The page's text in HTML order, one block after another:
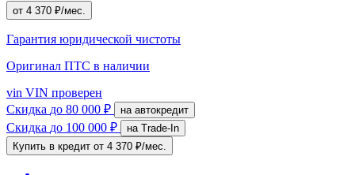
от 4 370 ₽/мес.
Гарантия юридической чистоты
Оригинал ПТС в наличии
vin VIN проверен
Скидка до 80 000 ₽ на автокредит
Скидка до 100 000 ₽
на Trade-In
Купить в кредит от 4 370 ₽/мес.